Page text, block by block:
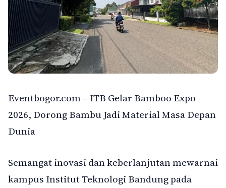
Eventbogor.com – ITB Gelar Bamboo Expo
2026, Dorong Bambu Jadi Material Masa Depan
Dunia
Semangat inovasi dan keberlanjutan mewarnai
kampus Institut Teknologi Bandung pada